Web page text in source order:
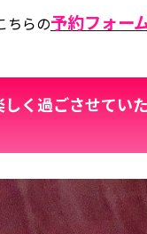
ちらの予約フォー
しく過ごさせて